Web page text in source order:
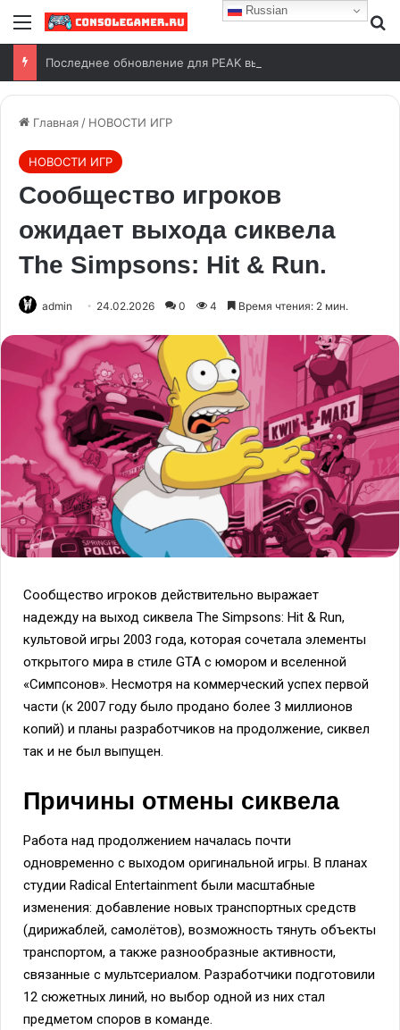
Главная / НОВОСТИ ИГР
НОВОСТИ ИГР
Сообщество игроков
ожидает выхода сиквела
The Simpsons: Hit & Run.
admin 24.02.2026 0 4 Время чтения: 2 мин.
Сообщество игроков действительно выражает
надежду на выход сиквела The Simpsons: Hit & Run,
культовой игры 2003 года, которая сочетала элементы
открытого мира в стиле GTA с юмором и вселенной
«Симпсонов». Несмотря на коммерческий успех первой
части (к 2007 году было продано более 3 миллионов
копий) и планы разработчиков на продолжение, сиквел
так и не был выпущен.
Причины отмены сиквела
Работа над продолжением началась почти
одновременно с выходом оригинальной игры. В планах
студии Radical Entertainment были масштабные
изменения: добавление новых транспортных средств
(дирижаблей, самолётов), возможность тянуть объекты
транспортом, а также разнообразные активности,
связанные с мультсериалом. Разработчики подготовили
12 сюжетных линий, но выбор одной из них стал
предметом споров в команде.
Russian